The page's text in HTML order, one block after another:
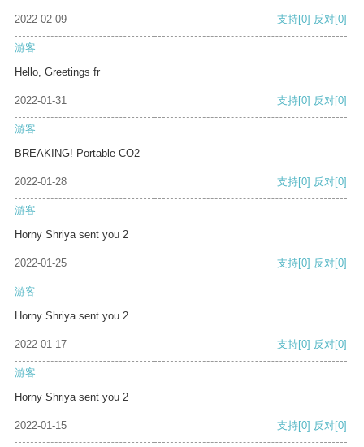
2022-02-09 支持[0] 反对[0]
游客
Hello, Greetings fr
2022-01-31 支持[0] 反对[0]
游客
BREAKING! Portable CO2
2022-01-28 支持[0] 反对[0]
游客
Horny Shriya sent you 2
2022-01-25 支持[0] 反对[0]
游客
Horny Shriya sent you 2
2022-01-17 支持[0] 反对[0]
游客
Horny Shriya sent you 2
2022-01-15 支持[0] 反对[0]